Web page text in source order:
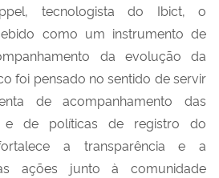
tecnologista do Ibict, o
como um instrumento de
da evolução da
foi pensado no sentido de servir
de acompanhamento das
e de políticas de registro do
a transparência e a
ações junto à comunidade